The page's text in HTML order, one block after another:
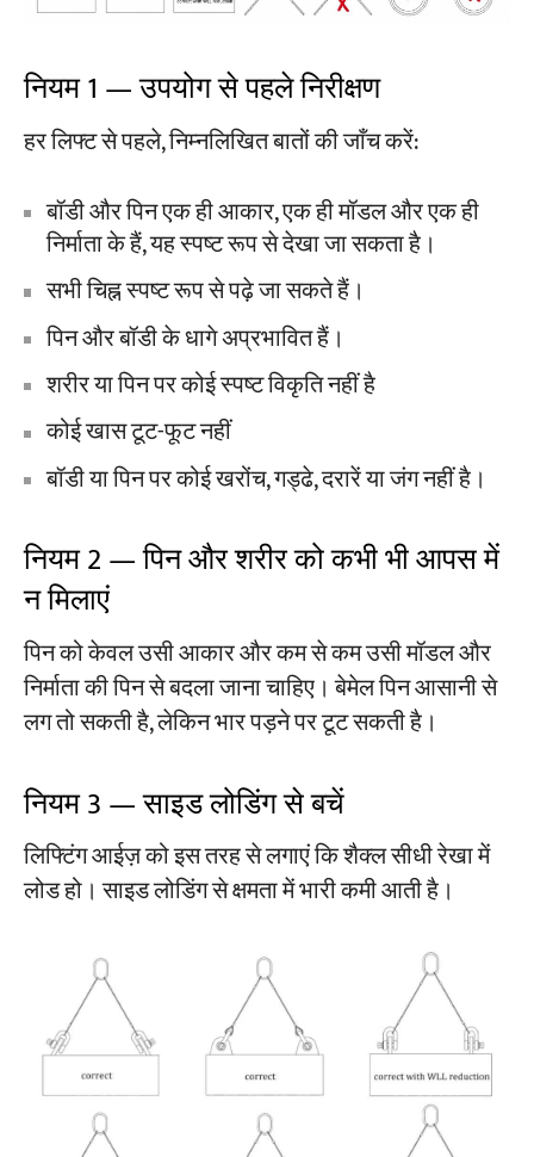
नियम 1 — उपयोग से पहले निरीक्षण
हर लिफ्ट से पहले, निम्नलिखित बातों की जाँच करें:
बॉडी और पिन एक ही आकार, एक ही मॉडल और एक ही
निर्माता के हैं, यह स्पष्ट रूप से देखा जा सकता है।
सभी चिह्न स्पष्ट रूप से पढ़े जा सकते हैं।
पिन और बॉडी के धागे अप्रभावित हैं।
शरीर या पिन पर कोई स्पष्ट विकृति नहीं है
कोई खास टूट-फूट नहीं
बॉडी या पिन पर कोई खरोंच, गड्ढे, दरारें या जंग नहीं है।
नियम 2 — पिन और शरीर को कभी भी आपस में
न मिलाएं
पिन को केवल उसी आकार और कम से कम उसी मॉडल और
निर्माता की पिन से बदला जाना चाहिए। बेमेल पिन आसानी से
लग तो सकती है, लेकिन भार पड़ने पर टूट सकती है।
नियम 3 — साइड लोडिंग से बचें
लिफ्टिंग आईज़ को इस तरह से लगाएं कि शैक्ल सीधी रेखा में
लोड हो। साइड लोडिंग से क्षमता में भारी कमी आती है।